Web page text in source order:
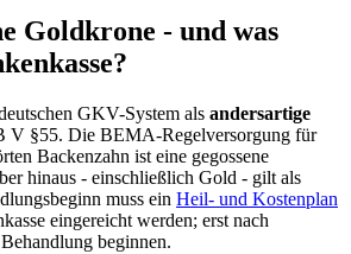
Goldkrone - und was
GKV-System als andersartige
V §55. Die BEMA-Regelversorgung für
Backenzahn ist eine gegossene
hinaus - einschließlich Gold - gilt als
muss ein Heil- und Kostenplan
eingereicht werden; erst nach
beginnen.